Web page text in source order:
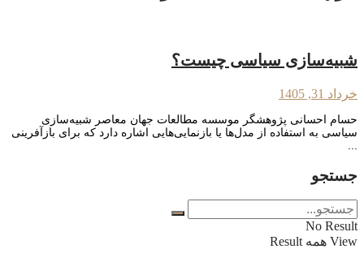
شبیه‌سازی سیاسی چیست؟
خرداد 31, 1405
حسام احسانی پژوهشگر موسسه مطالعات جهان معاصر شبیه‌سازی
سیاسی به استفاده از مدل‌ها یا بازنمایی‌هایی اشاره دارد که برای بازآفرینی
جستجو
No Result
View همه Result